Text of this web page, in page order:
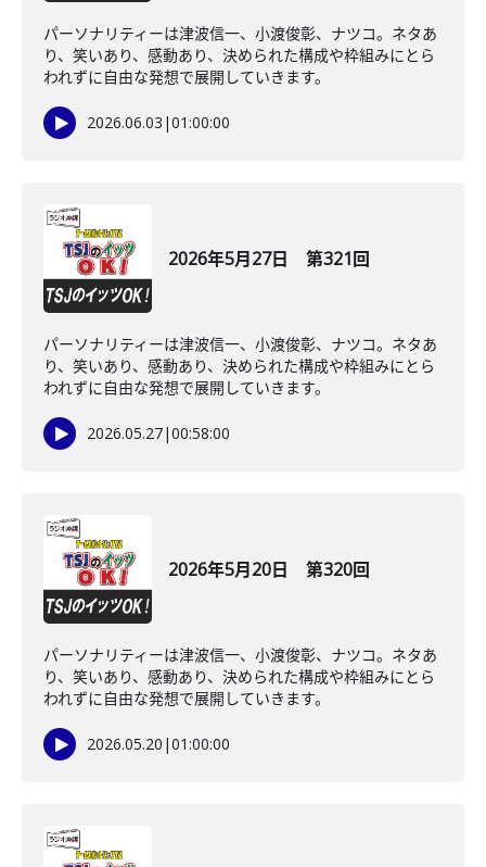
パーソナリティーは津波信一、小渡俊彰、ナツコ。ネタあ
り、笑いあり、感動あり、決められた構成や枠組みにとら
われずに自由な発想で展開していきます。
2026.06.03 |01:00:00
2026年5月27日 第321回
パーソナリティーは津波信一、小渡俊彰、ナツコ。ネタあ
り、笑いあり、感動あり、決められた構成や枠組みにとら
われずに自由な発想で展開していきます。
2026.05.27|00:58:00
2026年5月20日 第320回
パーソナリティーは津波信一、小渡俊彰、ナツコ。ネタあ
り、笑いあり、感動あり、決められた構成や枠組みにとら
われずに自由な発想で展開していきます。
2026.05.20 |01:00:00